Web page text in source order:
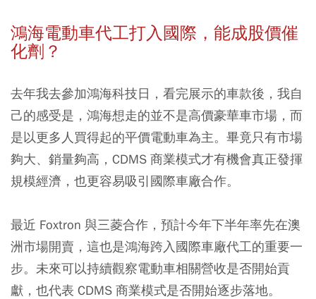
鴻海電動車代工打入國際，能成股價催
化劑？
去年我去參加鴻海科技日，看完展示的車款後，我自
己的感受是，鴻海想走的並不是高價豪華車市場，而
是以更多人買得起的平價電動車為主。畢竟只有市場
夠大、銷量夠高，CDMS 商業模式才有機會真正發揮
規模經濟，也更容易吸引國際車廠合作。
最近 Foxtron 與三菱合作，預計今年下半年率先在澳
洲市場開賣，這也是鴻海跨入國際車廠代工的重要一
步。未來可以持續觀察電動車相關營收是否開始貢
獻，也代表 CDMS 商業模式是否開始逐步落地。